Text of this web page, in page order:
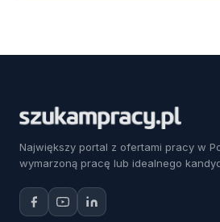
Największy portal z ofertami pracy w
wymarzoną pracę lub idealnego